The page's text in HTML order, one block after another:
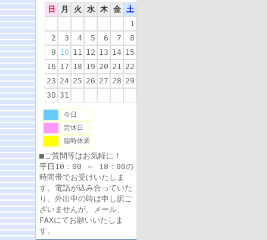
日
月 火 水 木 金
土
1
2
3 4 5 6 7
8
9 10 11 12 13 14 15
16 17 18 19 20 21
22
23 24 25 26 27 28 29
30 31
今日
定休日
臨時休業
■ご質問等はお気軽に！
平日10：00 ～ 18：00の
時間帯でお受けいたしま
す。電話が込み合っていた
り、外出中の時は申し訳ご
ざいませんが、メール、
FAXにてお願いいたしま
す。